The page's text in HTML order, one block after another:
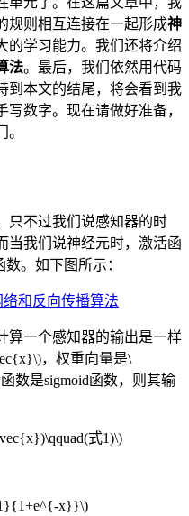
规则相互连接在一起形成神
的学习能力。我们还将介绍
法。最后，我们依然用代码
到本文的结尾，将会看到我
数字。现在请做好准备，
只不过我们说感知器的时
当我们说神经元时，激活函
。如下图所示：
算一个感知器的输出是一样
，权重向量是\
数是sigmoid函数，则其输
式1)\)
x}}\)